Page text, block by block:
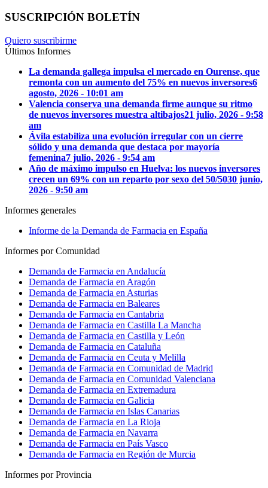
SUSCRIPCIÓN BOLETÍN
Quiero suscribirme
Últimos Informes
La demanda gallega impulsa el mercado en Ourense, que
remonta con un aumento del 75% en nuevos inversores6
agosto, 2026 - 10:01 am
Valencia conserva una demanda firme aunque su ritmo
de nuevos inversores muestra altibajos21 julio, 2026 - 9:58
am
Ávila estabiliza una evolución irregular con un cierre
sólido y una demanda que destaca por mayoría
femenina7 julio, 2026 - 9:54 am
Año de máximo impulso en Huelva: los nuevos inversores
crecen un 69% con un reparto por sexo del 50/5030 junio,
2026 - 9:50 am
Informes generales
Informe de la Demanda de Farmacia en España
Informes por Comunidad
Demanda de Farmacia en Andalucía
Demanda de Farmacia en Aragón
Demanda de Farmacia en Asturias
Demanda de Farmacia en Baleares
Demanda de Farmacia en Cantabria
Demanda de Farmacia en Castilla La Mancha
Demanda de Farmacia en Castilla y León
Demanda de Farmacia en Cataluña
Demanda de Farmacia en Ceuta y Melilla
Demanda de Farmacia en Comunidad de Madrid
Demanda de Farmacia en Comunidad Valenciana
Demanda de Farmacia en Extremadura
Demanda de Farmacia en Galicia
Demanda de Farmacia en Islas Canarias
Demanda de Farmacia en La Rioja
Demanda de Farmacia en Navarra
Demanda de Farmacia en País Vasco
Demanda de Farmacia en Región de Murcia
Informes por Provincia